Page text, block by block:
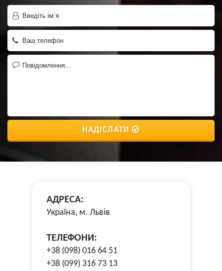
НАДІСЛАТИ
АДРЕСА:
Україна, м. Львів
ТЕЛЕФОНИ:
+38 (098) 016 64 51
+38 (099) 316 73 13